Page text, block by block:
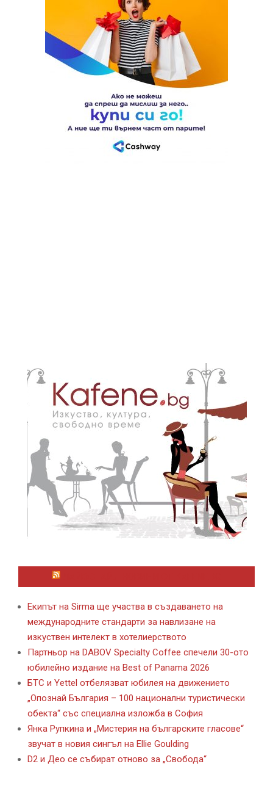
Екипът на Sirma ще участва в създаването на
международните стандарти за навлизане на
изкуствен интелект в хотелиерството
Партньор на DABOV Specialty Coffee спечели 30-ото
юбилейно издание на Best of Panama 2026
БТС и Yettel отбелязват юбилея на движението
„Опознай България – 100 национални туристически
обекта“ със специална изложба в София
Янка Рупкина и „Мистерия на българските гласове“
звучат в новия сингъл на Ellie Goulding
D2 и Део се събират отново за „Свобода“